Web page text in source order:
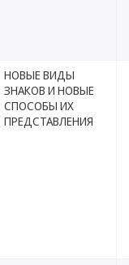
НОВЫЕ ВИДЫ
ЗНАКОВ И НОВЫЕ
СПОСОБЫ ИХ
ПРЕДСТАВЛЕНИЯ